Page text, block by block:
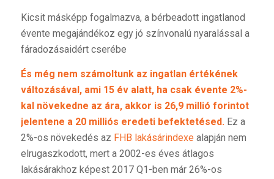
Kicsit másképp fogalmazva, a bérbeadott ingatlanod
évente megajándékoz egy jó színvonalú nyaralással a
fáradozásaidért cserébe
És még nem számoltunk az ingatlan értékének
változásával, ami 15 év alatt, ha csak évente 2%-
kal növekedne az ára, akkor is 26,9 millió forintot
jelentene a 20 milliós eredeti befektetésed. Ez a
2%-os növekedés az FHB lakásárindexealapján nem
elrugaszkodott, mert a 2002-es éves átlagos
lakásárakhoz képest 2017 Q1-ben már 26%-os